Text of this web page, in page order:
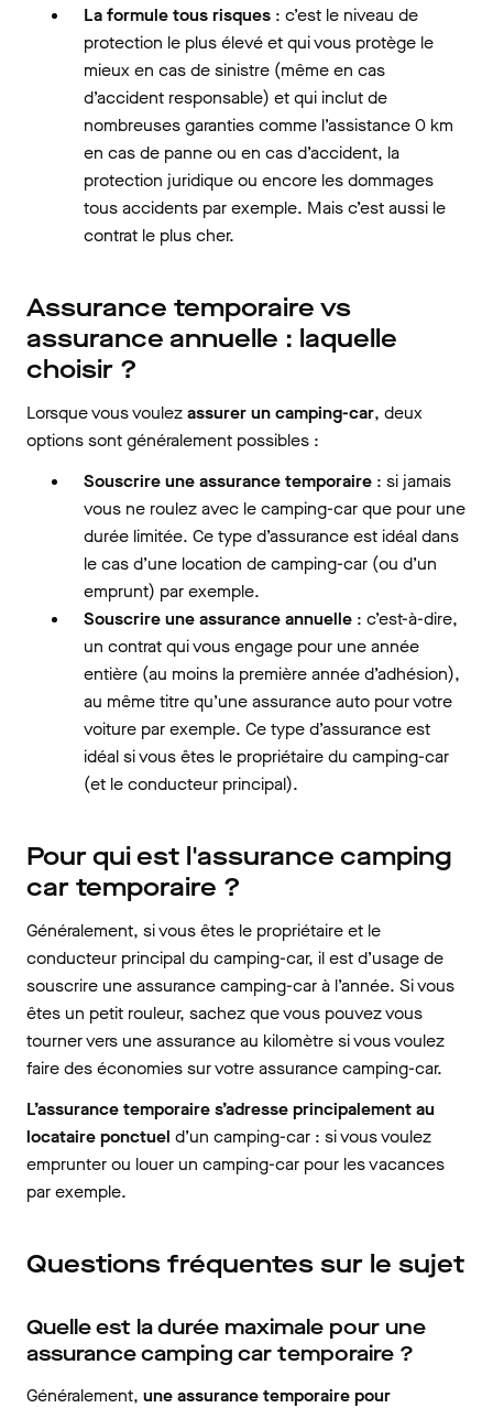
La formule tous risques : c’est le niveau de
protection le plus élevé et qui vous protège le
mieux en cas de sinistre (même en cas
d’accident responsable) et qui inclut de
nombreuses garanties comme l’assistance 0 km
en cas de panne ou en cas d’accident, la
protection juridique ou encore les dommages
tous accidents par exemple. Mais c’est aussi le
contrat le plus cher.
Assurance temporaire vs
assurance annuelle : laquelle
choisir ?
Lorsque vous voulezassurer un camping-car, deux
options sont généralement possibles :
Souscrire une assurance temporaire : si jamais
vous ne roulez avec le camping-car que pour une
durée limitée. Ce type d’assurance est idéal dans
le cas d’une location de camping-car (ou d’un
emprunt) par exemple.
Souscrire une assurance annuelle : c’est-à-dire,
un contrat qui vous engage pour une année
entière (au moins la première année d’adhésion),
au même titre qu’une assurance auto pour votre
voiture par exemple. Ce type d’assurance est
idéal si vous êtes le propriétaire du camping-car
(et le conducteur principal).
Pour qui est l'assurance camping
car temporaire ?
Généralement, si vous êtes le propriétaire et le
conducteur principal du camping-car, il est d’usage de
souscrire une assurance camping-car à l’année. Si vous
êtes un petit rouleur, sachez que vous pouvez vous
tourner vers une assurance au kilomètre si vous voulez
faire des économies sur votre assurance camping-car.
L’assurance temporaire s’adresse principalement au
locataire ponctuel d’un camping-car : si vous voulez
emprunter ou louer un camping-car pour les vacances
par exemple.
Questions fréquentes sur le sujet
Quelle est la durée maximale pour une
assurance camping car temporaire ?
Généralement, une assurance temporaire pour